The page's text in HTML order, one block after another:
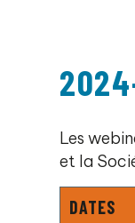
Les
et la
DATES